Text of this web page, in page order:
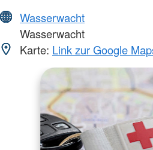
Wasserwacht
Wasserwacht
Karte: Link zur Google